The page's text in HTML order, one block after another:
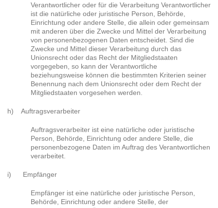
Verantwortlicher oder für die Verarbeitung Verantwortlicher
ist die natürliche oder juristische Person, Behörde,
Einrichtung oder andere Stelle, die allein oder gemeinsam
mit anderen über die Zwecke und Mittel der Verarbeitung
von personenbezogenen Daten entscheidet. Sind die
Zwecke und Mittel dieser Verarbeitung durch das
Unionsrecht oder das Recht der Mitgliedstaaten
vorgegeben, so kann der Verantwortliche
beziehungsweise können die bestimmten Kriterien seiner
Benennung nach dem Unionsrecht oder dem Recht der
Mitgliedstaaten vorgesehen werden.
h) Auftragsverarbeiter
Auftragsverarbeiter ist eine natürliche oder juristische
Person, Behörde, Einrichtung oder andere Stelle, die
personenbezogene Daten im Auftrag des Verantwortlichen
verarbeitet.
i) Empfänger
Empfänger ist eine natürliche oder juristische Person,
Behörde, Einrichtung oder andere Stelle, der